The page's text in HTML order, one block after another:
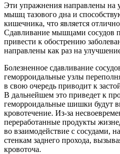
Эти упражнения направлены
мышц тазового дна и
кишечника, что является
Сдавливание мышцами сосудов
привести к обострению
направлены как раз на
Болезненное сдавливание
геморроидальные узлы
в свою очередь приводит к
В дальнейшем это приведет к
геморроидальные шишки будут
кровотечение. Из-за
переработанные продукты
во взаимодействие с сосудами,
стенкам заднего прохода,
кровоточа.